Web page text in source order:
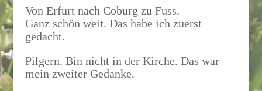
Von Erfurt nach Coburg zu Fuss.
Ganz schön weit. Das habe ich zuerst
gedacht.
Pilgern. Bin nicht in der Kirche. Das war
mein zweiter Gedanke.